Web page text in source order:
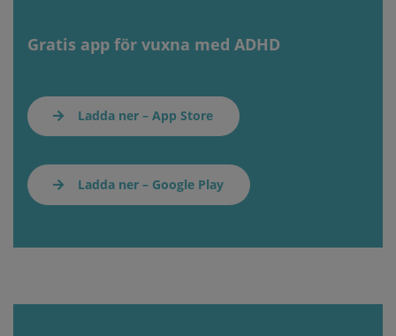
Gratis app för vuxna med ADHD
Ladda ner – App Store
Ladda ner – Google Play